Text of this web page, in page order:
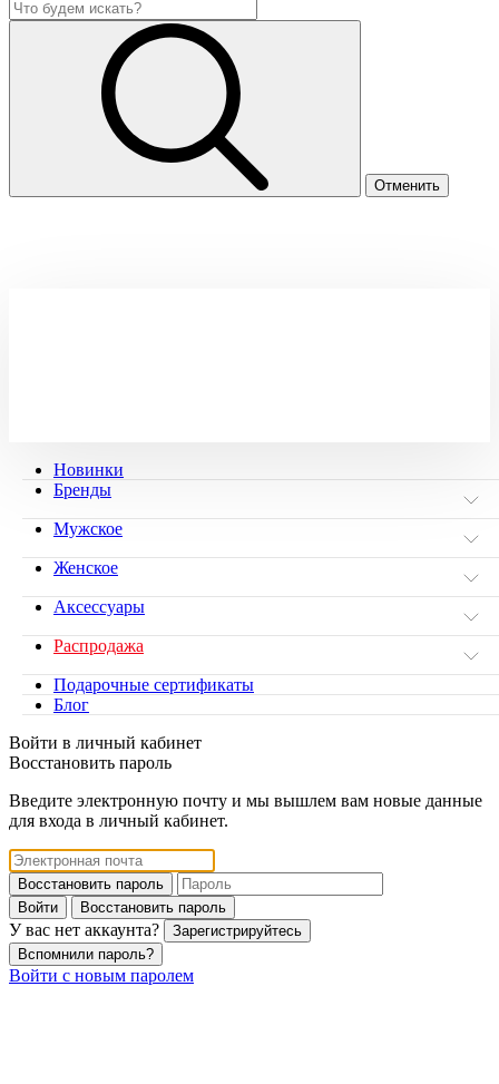
Новинки
Бренды
Мужское
Женское
Аксессуары
Распродажа
Подарочные сертификаты
Блог
Войти в личный кабинет
Восстановить пароль
Введите электронную почту и мы вышлем вам новые данные
для входа в личный кабинет.
Восстановить пароль
Войти
Восстановить пароль
У вас нет аккаунта?
Зарегистрируйтесь
Вспомнили пароль?
Войти с новым паролем